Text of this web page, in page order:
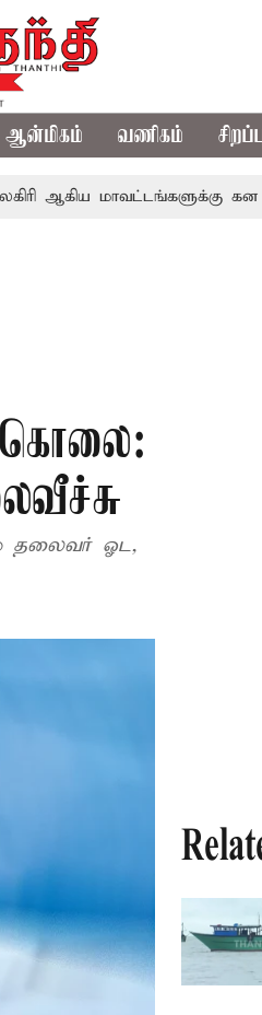
ஆன்மிகம் வணிகம்
மாவட்டங்களுக்கு கன மழை
கொலை:
தலைவர் ஓட,